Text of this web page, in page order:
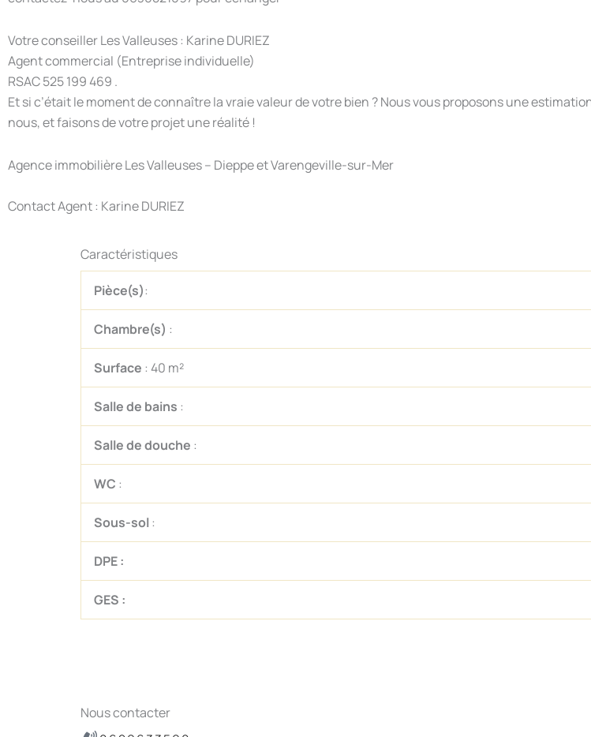
Votre conseiller Les Valleuses : Karine DURIEZ
Agent commercial (Entreprise individuelle)
RSAC 525 199 469 .
Et si c’était le moment de connaître la vraie valeur de votre bien ? Nous vous proposons une
nous, et faisons de votre projet une réalité !
Agence immobilière Les Valleuses – Dieppe et Varengeville-sur-Mer
Contact Agent : Karine DURIEZ
Caractéristiques
Pièce(s):
Chambre(s) :
Surface : 40 m²
Salle de bains :
Salle de douche :
WC :
Sous-sol:
DPE :
GES :
Nous contacter